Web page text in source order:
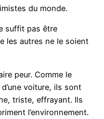
du monde.
suffit pas être
les autres ne le soient
peur. Comme le
voiture, ils sont
triste, effrayant. Ils
l’environnement.